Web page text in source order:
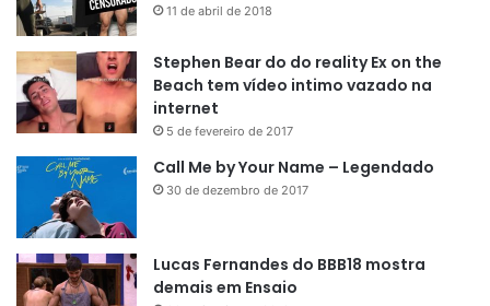
11 de abril de 2018
Stephen Bear do do reality Ex on the
Beach tem vídeo intimo vazado na
internet
5 de fevereiro de 2017
Call Me by Your Name – Legendado
30 de dezembro de 2017
Lucas Fernandes do BBB18 mostra
demais em Ensaio